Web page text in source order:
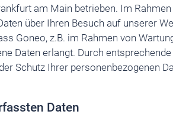
am Main betrieben. Im
über Ihren Besuch auf unserer
Goneo, z.B. im Rahmen von
Daten erlangt. Durch
Schutz Ihrer personenbezogenen
Daten